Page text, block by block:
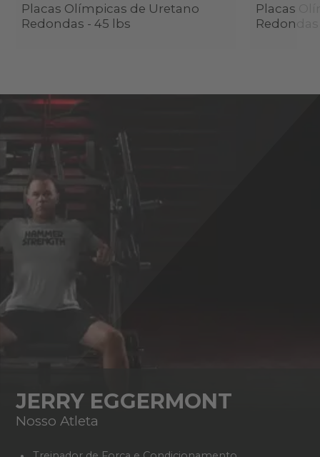
Placas Olímpicas de Uretano
Redondas - 45 lbs
Placas
JERRY EGGERMONT
Nosso Atleta